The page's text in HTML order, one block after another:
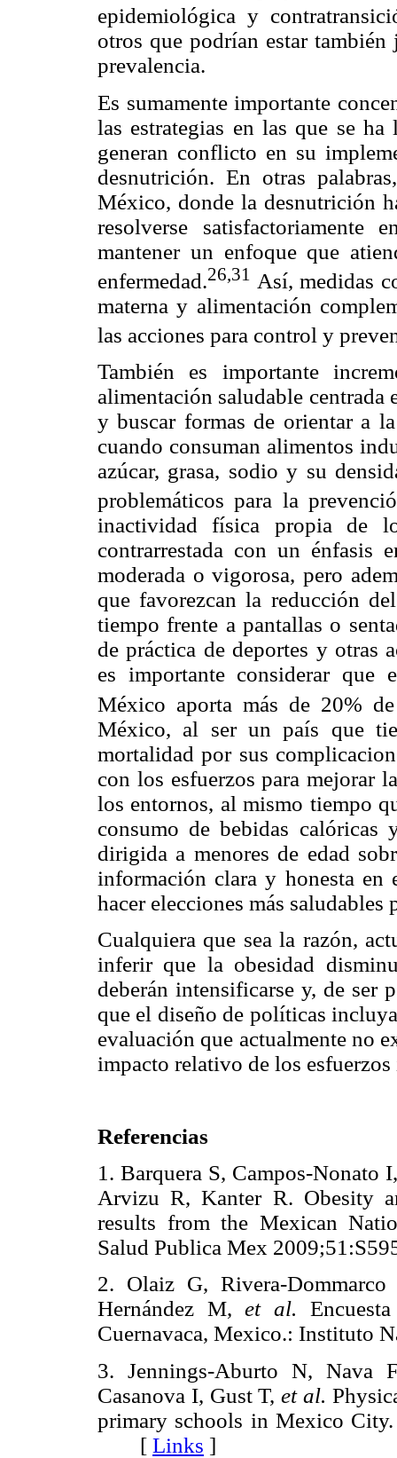
epidemiológica y
otros que podrían estar
prevalencia.
Es sumamente importante
las estrategias en las que se
generan conflicto en su
desnutrición. En otras
México, donde la desnutrición
resolverse satisfactoriamente
mantener un enfoque que
enfermedad.26,31 Así, medidas
materna y alimentación
las acciones para control y
También es importante
alimentación saludable centrada
y buscar formas de orientar a
cuando consuman alimentos
azúcar, grasa, sodio y su
problemáticos para la
inactividad física propia de
contrarrestada con un énfasis
moderada o vigorosa, pero
que favorezcan la reducción
tiempo frente a pantallas o
de práctica de deportes y otras
es importante considerar que
México aporta más de 20%
México, al ser un país que
mortalidad por sus
con los esfuerzos para mejorar
los entornos, al mismo tiempo
consumo de bebidas
dirigida a menores de edad
información clara y honesta en
hacer elecciones más saludables
Cualquiera que sea la razón,
inferir que la obesidad
deberán intensificarse y, de ser
que el diseño de políticas
evaluación que actualmente no
impacto relativo de los
Referencias
1. Barquera S, Campos-Nonato
Arvizu R, Kanter R. Obesity
results from the Mexican
Salud Publica Mex
2. Olaiz G, Rivera-
Hernández M,et al.
Cuernavaca, Mexico.: Instituto
3. Jennings-Aburto N, Nava
Casanova I, Gust T,et al.
primary schools in Mexico
[ Links ]